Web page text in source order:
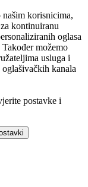
korisnicima,
kontinuiranu
oglasa
možemo
usluga i
kanala
postavke i